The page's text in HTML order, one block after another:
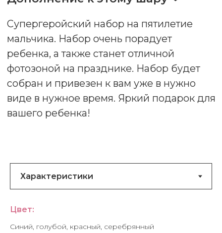
Цвет:
Синий, голубой, красный, серебрянный